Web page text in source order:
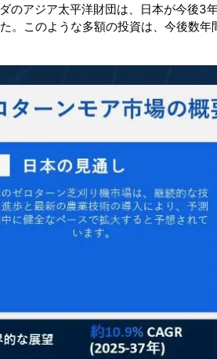
のアジア太平洋財団は、日本が今後3
。このような多額の投資は、今後数